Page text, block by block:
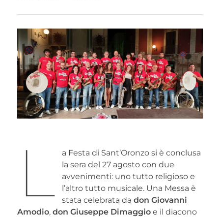
L
a Festa di Sant’Oronzo si è conclusa
la sera del 27 agosto con due
avvenimenti: uno tutto religioso e
l’altro tutto musicale. Una Messa è
stata celebrata dadon Giovanni
Amodio, don Giuseppe Dimaggio e il diacono